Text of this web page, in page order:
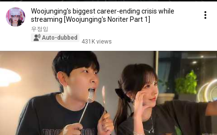
Woojunging's biggest career-ending crisis while
streaming [Woojunging's Noriter Part 1]
우정잉
Auto-dubbed
431K views